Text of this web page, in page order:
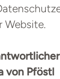
Website.
von Pföstl